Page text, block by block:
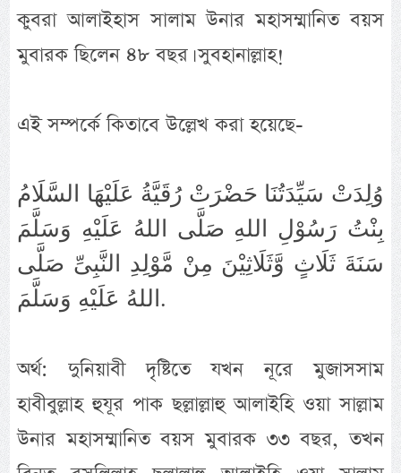
কুবরা আলাইহাস সালাম উনার মহাসম্মানিত বয়স
মুবারক ছিলেন ৪৮ বছর। সুবহানাল্লাহ!
এই সম্পর্কে কিতাবে উল্লেখ করা হয়েছে-
وُلِدَتْ سَيِّدَتُنَا حَضْرَتْ رُقَيَّةُ عَلَيْهَا السَّلَامُ
بِنْتُ رَسُوْلِ اللهِ صَلَّى اللهُ عَلَيْهِ وَسَلَّمَ
سَنَةَ ثَلَاثٍ وَّثَلَاثِيْنَ مِنْ مَّوْلِدِ النَّبِىِّ صَلَّى
اللهُ عَلَيْهِ وَسَلَّمَ.
অর্থ: দুনিয়াবী দৃষ্টিতে যখন নূরে মুজাসসাম
হাবীবুল্লাহ হুযূর পাক ছল্লাল্লাহু আলাইহি ওয়া সাল্লাম
উনার মহাসম্মানিত বয়স মুবারক ৩৩ বছর, তখন